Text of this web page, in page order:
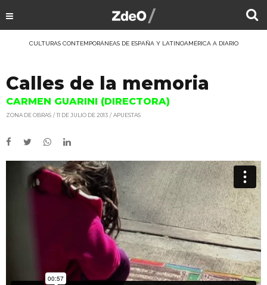
CULTURAS CONTEMPORÁNEAS DE ESPAÑA Y LATINOAMÉRICA A DIARIO
Calles de la memoria
CARMEN GUARINI (DIRECTORA)
ZONA DE OBRAS 11 DE JULIO DE 2013 APUESTAS